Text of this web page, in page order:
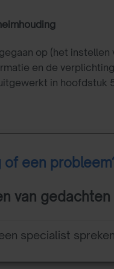
op (het instellen
en de
in hoofdstuk
of een
van
specialist